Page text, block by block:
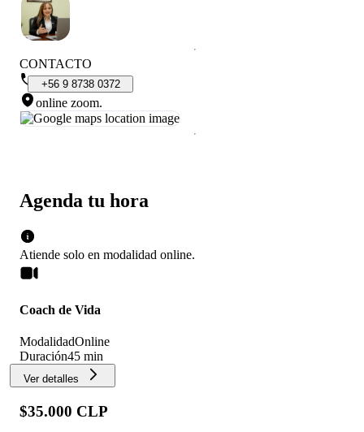
Agenda tu hora
Atiende solo en modalidad online.
Coach de Vida
ModalidadOnline
Duración45 min
Ver detalles
$35.000 CLP
CONTACTO
+56 9 8738 0372
online zoom.